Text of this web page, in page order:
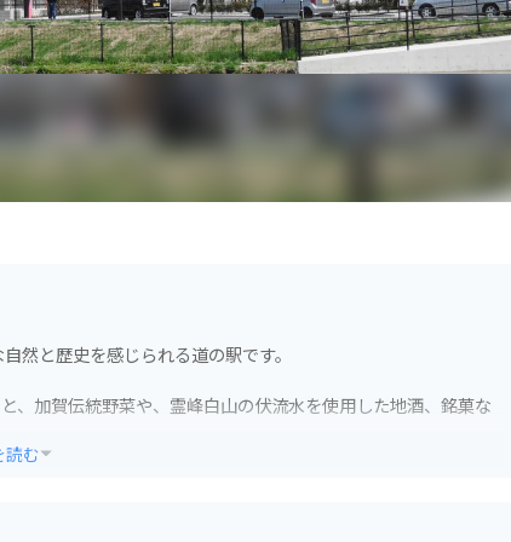
然と歴史を感じられる道の駅です。
、加賀伝統野菜や、霊峰白山の伏流水を使用した地酒、銘菓な
駅周辺には、白山白川郷ホワイトロードなど、風光明媚なツー
読む